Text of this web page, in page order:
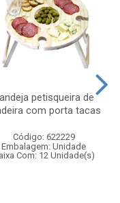
petisqueira de
com porta tacas
Código: 622229
Embalagem: Unidade
Com: 12 Unidade(s)